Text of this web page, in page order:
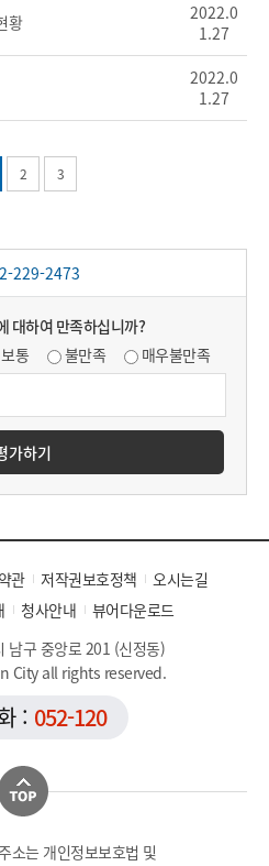
황
2022.0
1.27
2022.0
1.27
2 3
229-2473
대하여 만족하십니까?
보통 불만족 매우불만족
가하기
관 저작권보호정책
오시는길
청사안내
뷰어다운로드
남구 중앙로 201 (신정동)
City all rights reserved.
: 052-120
소는 개인정보보호법 및